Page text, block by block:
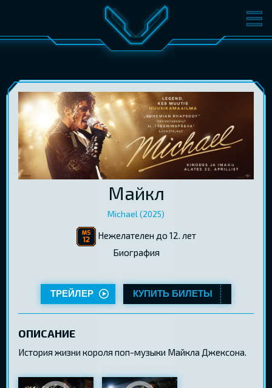
ФИЛЬМЫ БИЛЕТЫ
КОНФЕРЕНЦИИ КИНОКЛУБ-V
ПОДАРОЧНЫЕ КАРТЫ
Майкл
Michael (2025)
Нежелателен до 12. лет
Биография
ТРЕЙЛЕР КУПИТЬ БИЛЕТЫ
ОПИСАНИЕ
История жизни короля поп-музыки Майкла Джексона.